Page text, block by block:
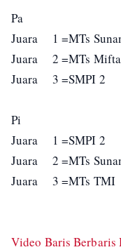
Pa
Juara 1 =MTs
Juara 2 =MTs
Juara 3 =SMPI 2
Pi
Juara 1 =SMPI 2
Juara 2 =MTs
Juara 3 =MTs TMI
Video Baris Berbaris